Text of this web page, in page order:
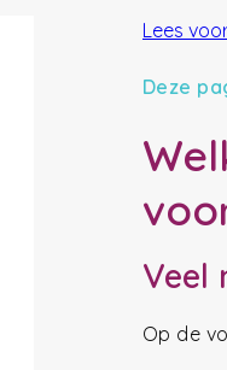
Lees
Deze
Veel
Op de